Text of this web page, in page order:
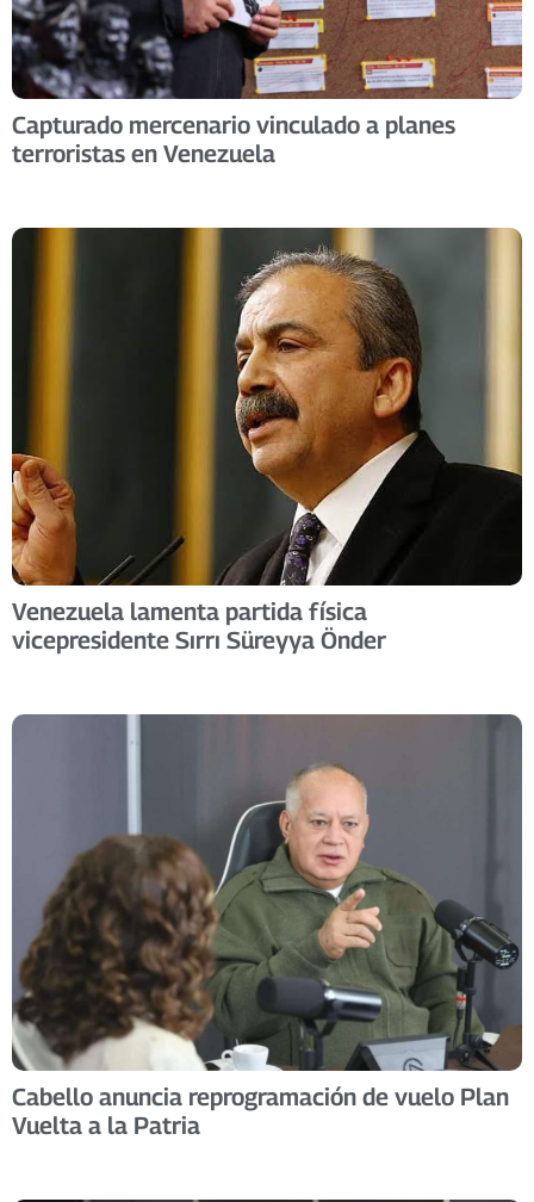
Capturado mercenario vinculado a planes
terroristas en Venezuela
Venezuela lamenta partida física
vicepresidente Sırrı Süreyya Önder
Cabello anuncia reprogramación de vuelo Plan
Vuelta a la Patria